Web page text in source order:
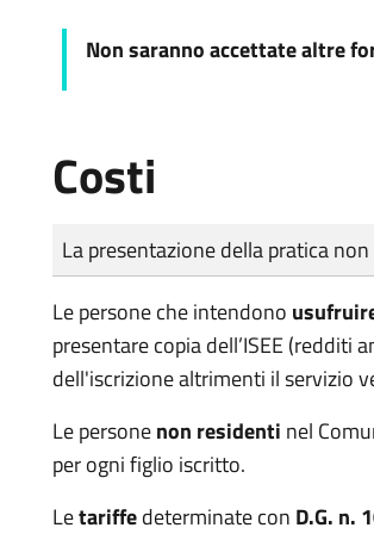
Non saranno accettate altre
Costi
Tipo di pagamento
Importo
La presentazione della pratica
Le persone che intendono
presentare copia dell’ISEE
dell'iscrizione altrimenti il servizio
Le personenon residenti nel
per ogni figlio iscritto.
Letariffedeterminate con D.G. n.